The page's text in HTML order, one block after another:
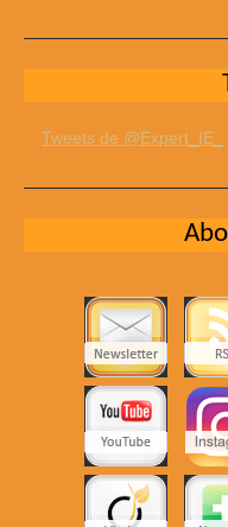
Tweets de @Expert_IE_